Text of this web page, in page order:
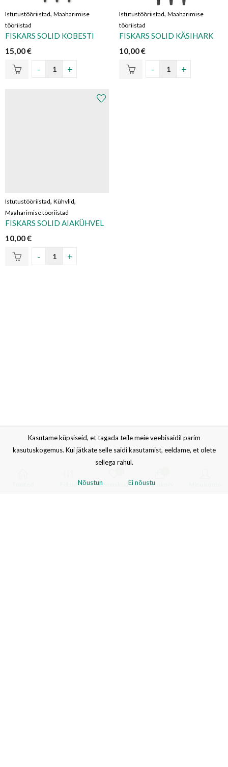
Istutustööriistad, Maaharimise
tööriistad
FISKARS SOLID KOBESTI
15,00€
Istutustööriistad, Maaharimise
tööriistad
FISKARS SOLID KÄSIHARK
10,00€
Istutustööriistad, Kühvlid,
Maaharimise tööriistad
FISKARS SOLID AIAKÜHVEL
10,00€
Lemmikud Ostukorv
Kasutame küpsiseid, et tagada teile meie veebisaidil parim
kasutuskogemus. Kui jätkate selle saidi kasutamist, eeldame, et olete
sellega rahul.
Nõustun Ei nõustu